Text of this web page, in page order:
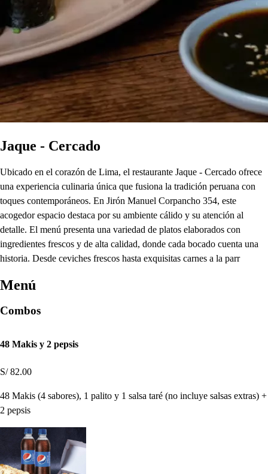
Jaque - Cercado
Ubicado en el corazón de Lima, el restaurante Jaque - Cercado ofrece
una experiencia culinaria única que fusiona la tradición peruana con
toques contemporáneos. En Jirón Manuel Corpancho 354, este
acogedor espacio destaca por su ambiente cálido y su atención al
detalle. El menú presenta una variedad de platos elaborados con
ingredientes frescos y de alta calidad, donde cada bocado cuenta una
historia. Desde ceviches frescos hasta exquisitas carnes a la parr
Menú
Combos
48 Makis y 2 pepsis
S/ 82.00
48 Makis (4 sabores), 1 palito y 1 salsa taré (no incluye salsas extras) +
2 pepsis